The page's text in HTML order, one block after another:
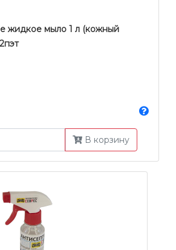
жидкое мыло 1 л (кожный
В корзину